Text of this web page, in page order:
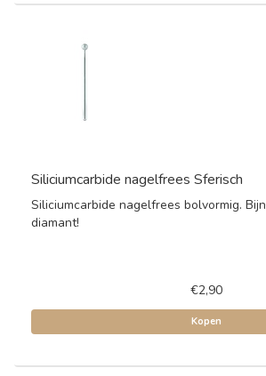
Siliciumcarbide nagelfrees Sferisch
Siliciumcarbide nagelfrees bolvormig.
diamant!
€2,90
Kopen